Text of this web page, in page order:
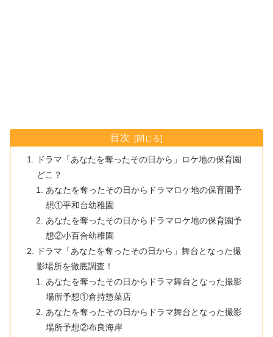
目次
ドラマ「あなたを奪ったその日から」ロケ地の保育園
どこ？
あなたを奪ったその日からドラマロケ地の保育園予
想①平和台幼稚園
あなたを奪ったその日からドラマロケ地の保育園予
想②小百合幼稚園
ドラマ「あなたを奪ったその日から」舞台となった撮
影場所を徹底調査！
あなたを奪ったその日からドラマ舞台となった撮影
場所予想①倉持惣菜店
あなたを奪ったその日からドラマ舞台となった撮影
場所予想②布良海岸